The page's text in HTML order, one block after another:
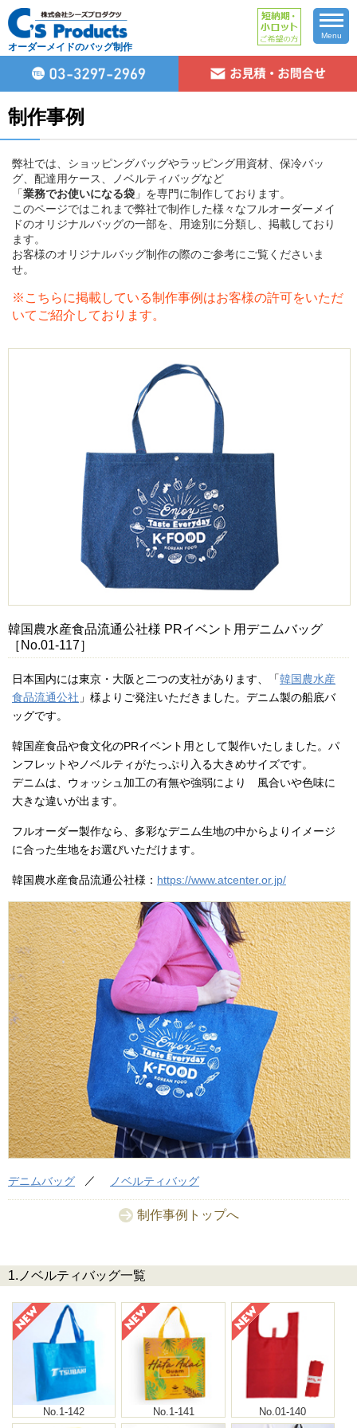
オーダーメイドのバッグ制作
Menu
制作事例
弊社では、ショッピングバッグやラッピング用資材、保冷バッ
グ、配達用ケース、ノベルティバッグなど
「業務でお使いになる袋 」を専門に制作しております。
このページではこれまで弊社で制作した様々なフルオーダーメイ
ドのオリジナルバッグの一部を、用途別に分類し、掲載しており
ます。
お客様のオリジナルバッグ制作の際のご参考にご覧くださいま
せ。
※こちらに掲載している制作事例はお客様の許可をいただ
いてご紹介しております。
韓国農水産食品流通公社様 PRイベント用デニムバッグ
［No.01-117］
日本国内には東京・大阪と二つの支社があります、「韓国農水産
食品流通公社 」様よりご発注いただきました。デニム製の船底バ
ッグです。
韓国産食品や食文化のPRイベント用として製作いたしました。パ
ンフレットやノベルティがたっぷり入る大きめサイズです。
デニムは、ウォッシュ加工の有無や強弱により 風合いや色味に
大きな違いが出ます。
フルオーダー製作なら、多彩なデニム生地の中からよりイメージ
に合った生地をお選びいただけます。
韓国農水産食品流通公社様： https://www.atcenter.or.jp/
デニムバッグ ノベルティバッグ
制作事例トップへ
1.ノベルティバッグ一覧
No.1-142 No.1-141 No.01-140